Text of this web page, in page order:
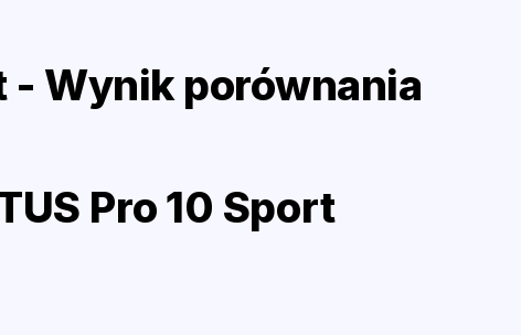
- Wynik porównania
Pro 10 Sport